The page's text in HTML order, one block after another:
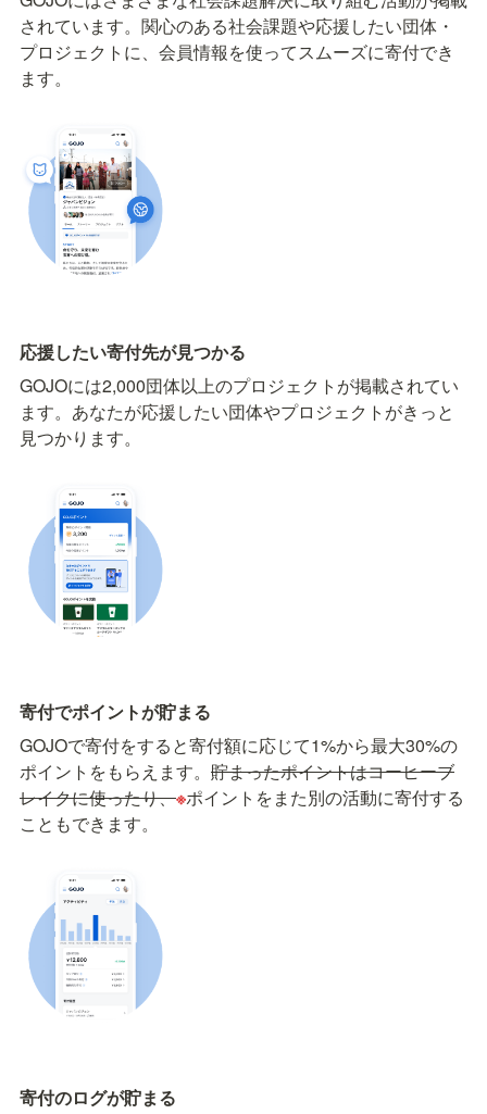
されています。関心のある社会課題や応援したい団体・
プロジェクトに、会員情報を使ってスムーズに寄付でき
ます。
応援したい寄付先が見つかる
GOJOには2,000団体以上のプロジェクトが掲載されてい
ます。あなたが応援したい団体やプロジェクトがきっと
見つかります。
寄付でポイントが貯まる
GOJOで寄付をすると寄付額に応じて1%から最大30%の
ポイントをもらえます。 貯まったポイントはコーヒーブ
レイクに使ったり、※ポイントをまた別の活動に寄付する
こともできます。
寄付のログが貯まる